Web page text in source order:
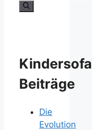
nach:
Kindersofa
Beiträge
Die
Evolution